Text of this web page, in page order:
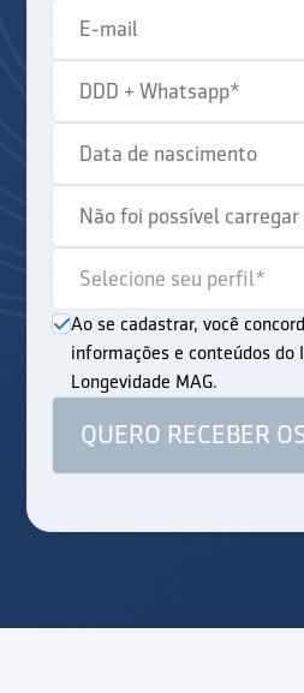
Ao se cadastrar, você
informações e conteúdos do
Longevidade MAG.